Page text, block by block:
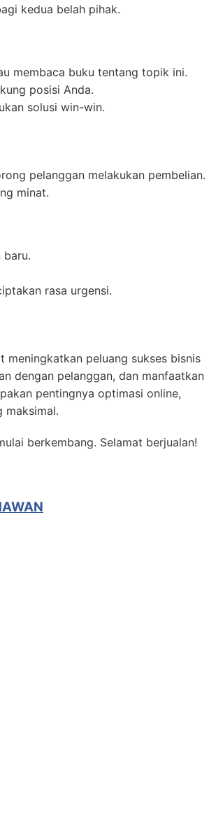
kedua belah pihak.
membaca buku tentang topik ini.
posisi Anda.
solusi win-win.
pelanggan melakukan pembelian.
minat.
baru.
rasa urgensi.
peluang sukses bisnis
dengan pelanggan, dan manfaatkan
pentingnya optimasi online,
maksimal.
berkembang. Selamat berjualan!